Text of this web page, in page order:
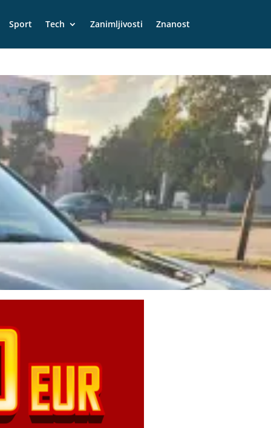
Sport Tech Zanimljivosti Znanost